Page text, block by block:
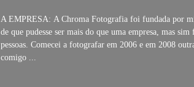
A EMPRESA: A Chroma Fotografia foi fundada por
de que pudesse ser mais do que uma empresa, mas
pessoas. Comecei a fotografar em 2006 e em 2008
comigo ...